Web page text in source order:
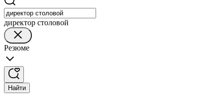
директор столовой
Резюме
Найти